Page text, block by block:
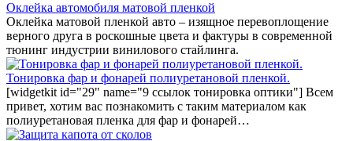
Оклейка автомобиля матовой пленкой
Оклейка матовой пленкой авто – изящное перевоплощение
верного друга в роскошные цвета и фактуры в современной
тюнинг индустрии винилового стайлинга.
Тонировка фар и фонарей полиуретановой пленкой.
[widgetkit id="29" name="9 ссылок тонировка оптики"] Всем
привет, хотим вас познакомить с таким материалом как
полиуретановая пленка для фар и фонарей…